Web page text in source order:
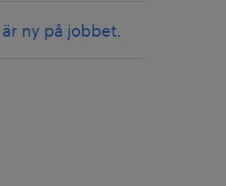
ny på jobbet.